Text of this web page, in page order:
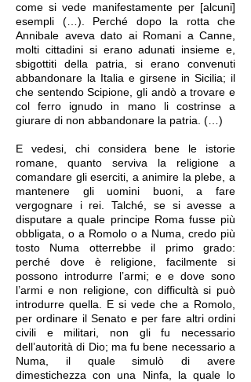
come si vede manifestamente per [alcuni]
esempli (…). Perché dopo la rotta che
Annibale aveva dato ai Romani a Canne,
molti cittadini si erano adunati insieme e,
sbigottiti della patria, si erano convenuti
abbandonare la Italia e girsene in Sicilia; il
che sentendo Scipione, gli andò a trovare e
col ferro ignudo in mano li costrinse a
giurare di non abbandonare la patria. (…)
E vedesi, chi considera bene le istorie
romane, quanto serviva la religione a
comandare gli eserciti, a animire la plebe, a
mantenere gli uomini buoni, a fare
vergognare i rei. Talché, se si avesse a
disputare a quale principe Roma fusse più
obbligata, o a Romolo o a Numa, credo più
tosto Numa otterrebbe il primo grado:
perché dove è religione, facilmente si
possono introdurre l’armi; e e dove sono
l’armi e non religione, con difficultà si può
introdurre quella. E si vede che a Romolo,
per ordinare il Senato e per fare altri ordini
civili e militari, non gli fu necessario
dell’autorità di Dio; ma fu bene necessario a
Numa, il quale simulò di avere
dimestichezza con una Ninfa, la quale lo